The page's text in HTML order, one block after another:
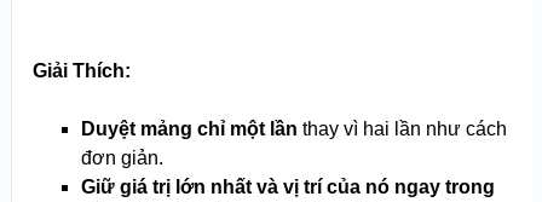
Giải Thích:
Duyệt mảng chỉ một lần thay vì hai lần như cách
đơn giản.
Giữ giá trị lớn nhất và vị trí của nó ngay trong